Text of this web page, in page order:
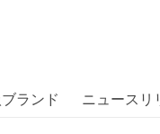
商品」「機能的な
ランド ニュースリ